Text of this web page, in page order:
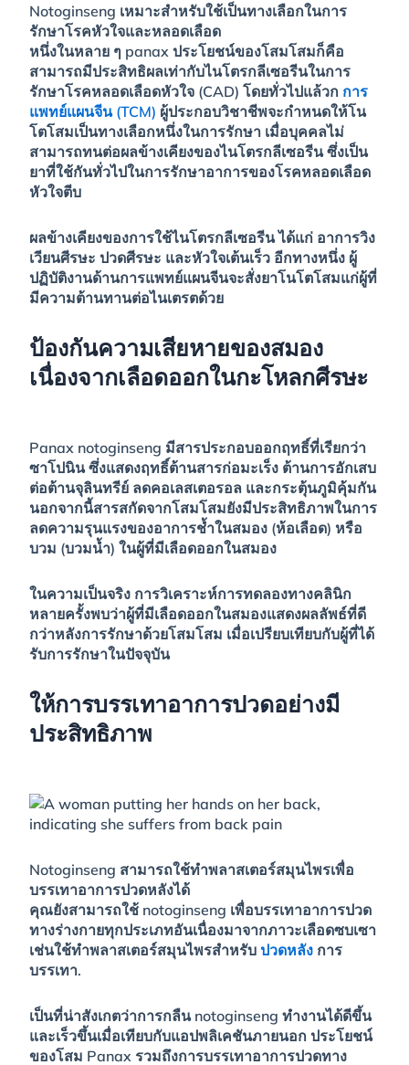
Notoginseng เหมาะสำหรับใช้เป็นทางเลือกในการ
รักษาโรคหัวใจและหลอดเลือด
หนึ่งในหลาย ๆ panax ประโยชน์ของโสมโสมก็คือ
สามารถมีประสิทธิผลเท่ากับไนโตรกลีเซอรีนในการ
รักษาโรคหลอดเลือดหัวใจ (CAD) โดยทั่วไปแล้วก การ
แพทย์แผนจีน (TCM) ผู้ประกอบวิชาชีพจะกำหนดให้โน
โตโสมเป็นทางเลือกหนึ่งในการรักษา เมื่อบุคคลไม่
สามารถทนต่อผลข้างเคียงของไนโตรกลีเซอรีน ซึ่งเป็น
ยาที่ใช้กันทั่วไปในการรักษาอาการของโรคหลอดเลือด
หัวใจตีบ
ผลข้างเคียงของการใช้ไนโตรกลีเซอรีน ได้แก่ อาการวิง
เวียนศีรษะ ปวดศีรษะ และหัวใจเต้นเร็ว อีกทางหนึ่ง ผู้
ปฏิบัติงานด้านการแพทย์แผนจีนจะสั่งยาโนโตโสมแก่ผู้ที่
มีความต้านทานต่อไนเตรตด้วย
ป้องกันความเสียหายของสมอง
เนื่องจากเลือดออกในกะโหลกศีรษะ
Panax notoginseng มีสารประกอบออกฤทธิ์ที่เรียกว่า
ซาโปนิน ซึ่งแสดงฤทธิ์ต้านสารก่อมะเร็ง ต้านการอักเสบ
ต่อต้านจุลินทรีย์ ลดคอเลสเตอรอล และกระตุ้นภูมิคุ้มกัน
นอกจากนี้สารสกัดจากโสมโสมยังมีประสิทธิภาพในการ
ลดความรุนแรงของอาการช้ำในสมอง (ห้อเลือด) หรือ
บวม (บวมน้ำ) ในผู้ที่มีเลือดออกในสมอง
ในความเป็นจริง การวิเคราะห์การทดลองทางคลินิก
หลายครั้งพบว่าผู้ที่มีเลือดออกในสมองแสดงผลลัพธ์ที่ดี
กว่าหลังการรักษาด้วยโสมโสม เมื่อเปรียบเทียบกับผู้ที่ได้
รับการรักษาในปัจจุบัน
ให้การบรรเทาอาการปวดอย่างมี
ประสิทธิภาพ
Notoginseng สามารถใช้ทำพลาสเตอร์สมุนไพรเพื่อ
บรรเทาอาการปวดหลังได้
คุณยังสามารถใช้ notoginseng เพื่อบรรเทาอาการปวด
ทางร่างกายทุกประเภทอันเนื่องมาจากภาวะเลือดซบเซา
เช่นใช้ทำพลาสเตอร์สมุนไพรสำหรับปวดหลัง การ
บรรเทา.
เป็นที่น่าสังเกตว่าการกลืน notoginseng ทำงานได้ดีขึ้น
และเร็วขึ้นเมื่อเทียบกับแอปพลิเคชันภายนอก ประโยชน์
ของโสม Panax รวมถึงการบรรเทาอาการปวดทาง